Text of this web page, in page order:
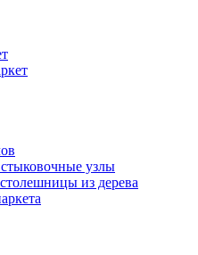
узлы
из дерева